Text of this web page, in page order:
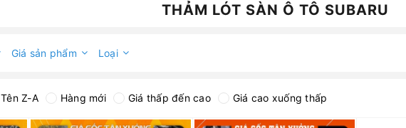
THẢM LÓT SÀN Ô TÔ SUBARU
Giá sản phẩm Loại
Tên Z-A Hàng mới Giá thấp đến cao Giá cao xuống thấp